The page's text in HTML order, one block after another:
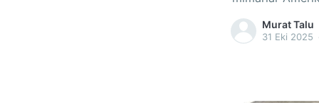
İkinci dünya
edilen ilk otel.
Murat Talu
31 Eki 2025